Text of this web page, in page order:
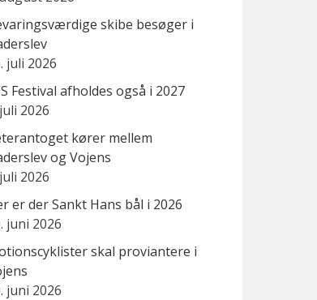
skibe besøger i
juli 2026
Festival afholdes også i 2027
2026
kører mellem
og Vojens
2026
er der Sankt Hans bål i 2026
juni 2026
skal proviantere i
juni 2026